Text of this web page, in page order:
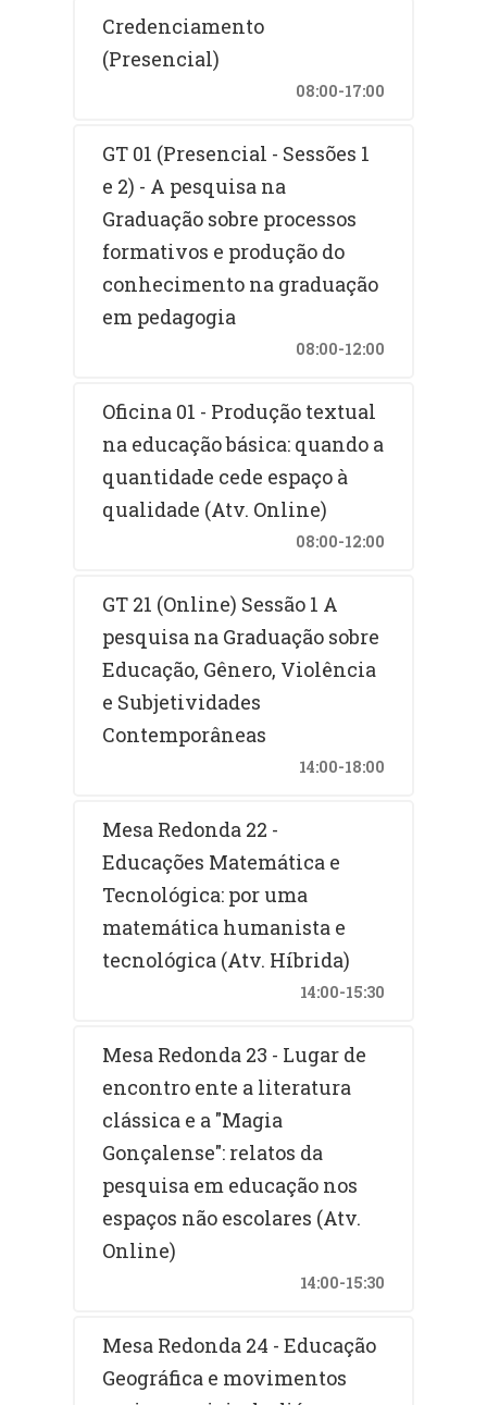
Credenciamento
(Presencial)
08:00-17:00
GT 01 (Presencial - Sessões 1
e 2) - A pesquisa na
Graduação sobre processos
formativos e produção do
conhecimento na graduação
em pedagogia
08:00-12:00
Oficina 01 - Produção textual
na educação básica: quando a
quantidade cede espaço à
qualidade (Atv. Online)
08:00-12:00
GT 21 (Online) Sessão 1 A
pesquisa na Graduação sobre
Educação, Gênero, Violência
e Subjetividades
Contemporâneas
14:00-18:00
Mesa Redonda 22 -
Educações Matemática e
Tecnológica: por uma
matemática humanista e
tecnológica (Atv. Híbrida)
14:00-15:30
Mesa Redonda 23 - Lugar de
encontro ente a literatura
clássica e a "Magia
Gonçalense": relatos da
pesquisa em educação nos
espaços não escolares (Atv.
Online)
14:00-15:30
Mesa Redonda 24 - Educação
Geográfica e movimentos